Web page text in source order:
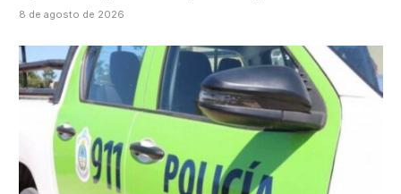
8 de agosto de 2026